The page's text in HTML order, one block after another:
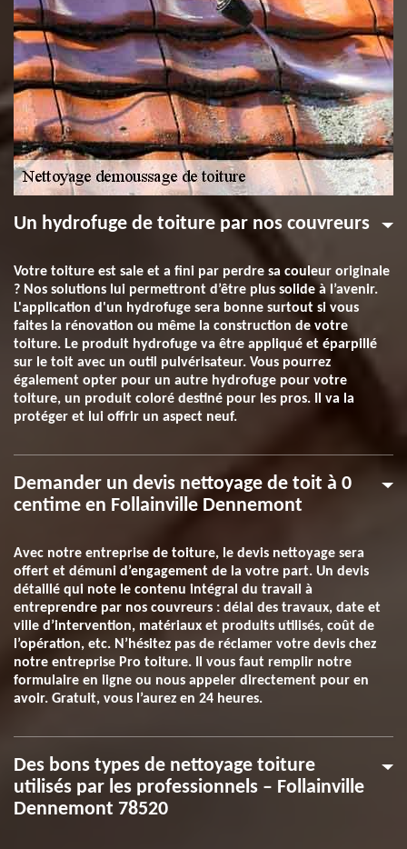
Un hydrofuge de toiture par nos couvreurs
Votre toiture est sale et a fini par perdre sa couleur originale
? Nos solutions lui permettront d’être plus solide à l’avenir.
L'application d'un hydrofuge sera bonne surtout si vous
faites la rénovation ou même la construction de votre
toiture. Le produit hydrofuge va être appliqué et éparpillé
sur le toit avec un outil pulvérisateur. Vous pourrez
également opter pour un autre hydrofuge pour votre
toiture, un produit coloré destiné pour les pros. Il va la
protéger et lui offrir un aspect neuf.
Demander un devis nettoyage de toit à 0
centime en Follainville Dennemont
Avec notre entreprise de toiture, le devis nettoyage sera
offert et démuni d’engagement de la votre part. Un devis
détaillé qui note le contenu intégral du travail à
entreprendre par nos couvreurs : délai des travaux, date et
ville d’intervention, matériaux et produits utilisés, coût de
l’opération, etc. N’hésitez pas de réclamer votre devis chez
notre entreprise Pro toiture. Il vous faut remplir notre
formulaire en ligne ou nous appeler directement pour en
avoir. Gratuit, vous l’aurez en 24 heures.
Des bons types de nettoyage toiture
utilisés par les professionnels – Follainville
Dennemont 78520